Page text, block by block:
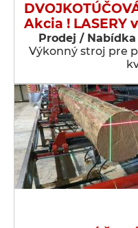
Akcia ! LASERY
Prodej /
Výkonný stroj pre